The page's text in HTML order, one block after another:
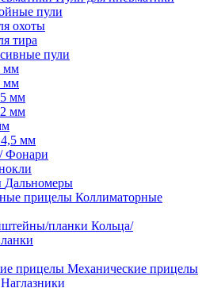
пули
охоты
тира
пули
мм
мм
мм
мм
мм
Фонари
Дальномеры
Коллиматорные
Кольца/
Механические прицелы
Наглазники